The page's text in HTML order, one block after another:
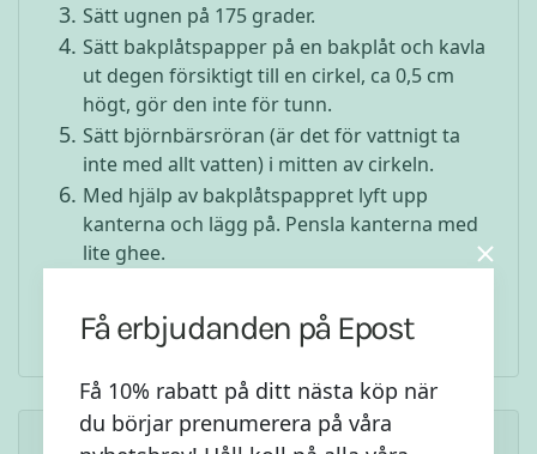
Sätt ugnen på 175 grader.
Sätt bakplåtspapper på en bakplåt och kavla
ut degen försiktigt till en cirkel, ca 0,5 cm
högt, gör den inte för tunn.
Sätt björnbärsröran (är det för vattnigt ta
inte med allt vatten) i mitten av cirkeln.
Med hjälp av bakplåtspappret lyft upp
kanterna och lägg på. Pensla kanterna med
lite ghee.
är gyllenbrun.
Få erbjudanden på Epost
Få 10% rabatt på ditt nästa köp när
du börjar prenumerera på våra